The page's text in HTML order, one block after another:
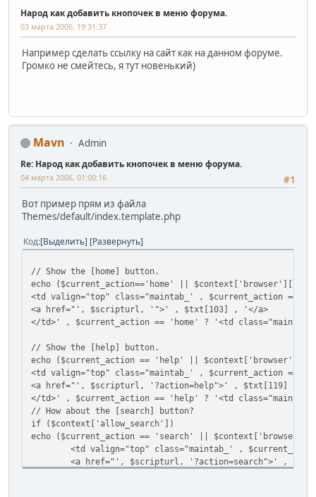
Народ как добавить кнопочек в меню форума.
03 марта 2006, 19:31:37
Например сделать ссылку на сайт как на данном форуме.
Громко не смейтесь, я тут новенький)
Mavn Admin
Re: Народ как добавить кнопочек в меню форума.
#1
04 марта 2006, 01:00:16
Вот пример прям из файла
Themes/default/index.template.php
Код Выделить Развернуть
// Show the [home] button.
echo ($current_action=='home' ||
<td valign="top" class="maintab_' , $current_action ==
<a href="', $scripturl, '">' , $txt[103] , '</a>
</td>' , $current_action == 'home' ? '<td
// Show the [help] button.
echo ($current_action == 'help' ||
<td valign="top" class="maintab_' , $current_action
<a href="', $scripturl, '?action=help">' , $txt[119] , '</
</td>' , $current_action == 'help' ? '<td
// How about the [search] button?
if ($context['allow_search'])
echo ($current_action == 'search' ||
<td valign="top" class="maintab_' ,
<a href="', $scripturl, '?action=search">' ,